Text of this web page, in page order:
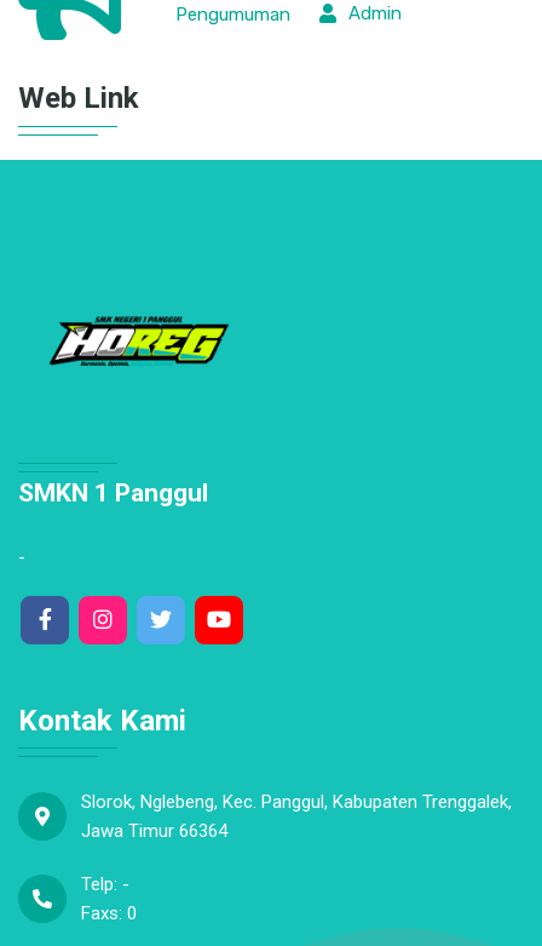
Pengumuman
Admin
Web Link
SMKN 1 Panggul
-
Kontak Kami
Slorok, Nglebeng, Kec. Panggul, Kabupaten Trenggalek,
Jawa Timur 66364
Telp: -
Faxs: 0